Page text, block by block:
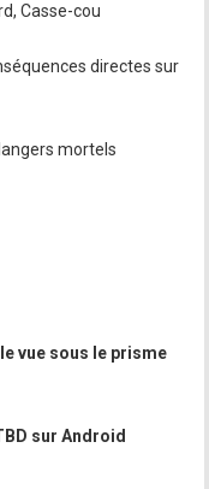
Casse-cou
directes sur
mortels
vue sous le prisme
sur Android